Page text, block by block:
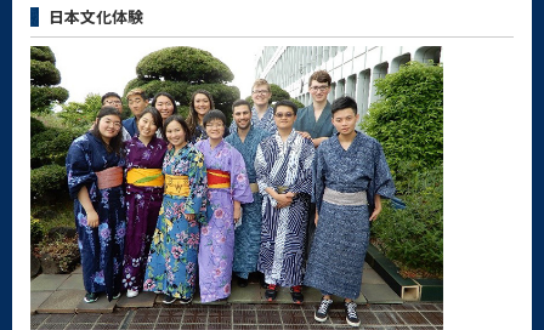
日本文化体験